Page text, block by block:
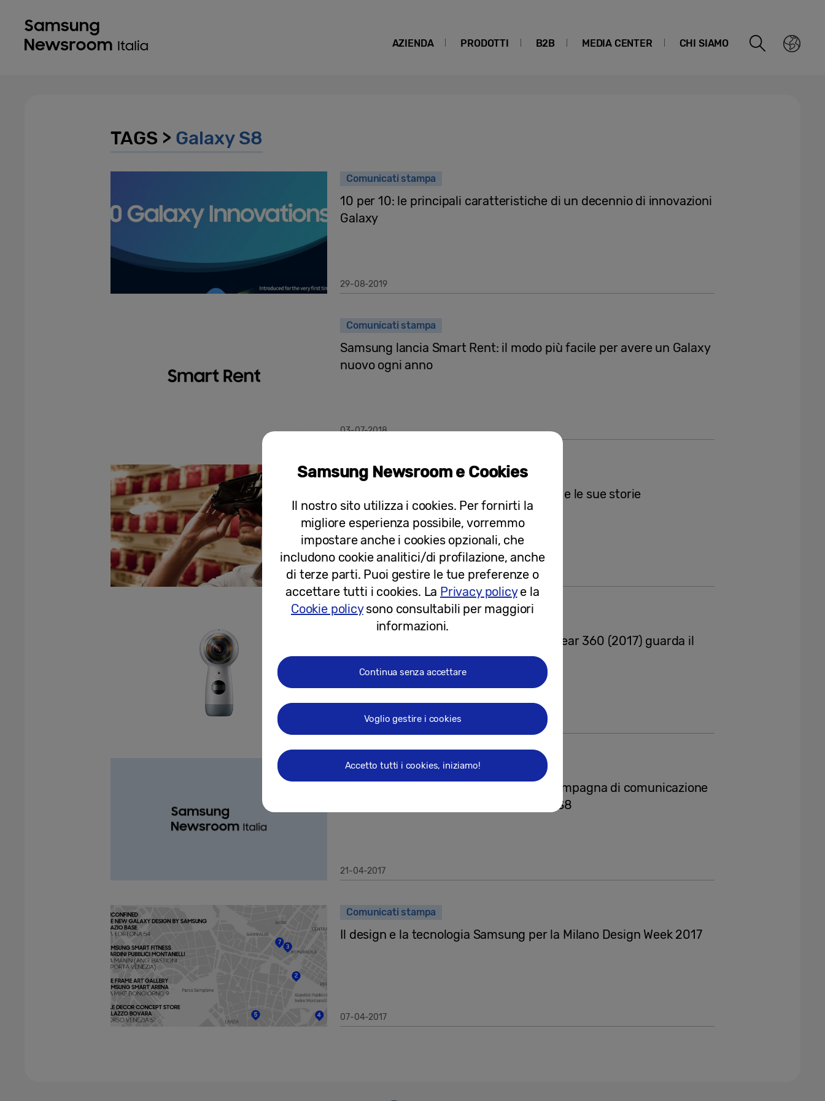
AZIENDA PRODOTTI B2B MEDIA CENTER CHI SIAMO
TAGS > Galaxy S8
Comunicati stampa
10 per 10: le principali caratteristiche di un decennio di innovazioni
Galaxy
29-08-2019
Comunicati stampa
Samsung lancia Smart Rent: il modo più facile per avere un Galaxy
nuovo ogni anno
03-07-2018
Comunicati stampa
L’innovazione digitale racconta il Museo e le sue storie
07-06-2017
Comunicati stampa
Arriva oggi in Italia la nuova Samsung Gear 360 (2017) guarda il
mondo a 360 gradi, anche in 4K
05-05-2017
Comunicati stampa
Samsung punta sulle emozioni per la campagna di comunicazione
a supporto del lancio del nuovo Galaxy S8
21-04-2017
Comunicati stampa
Il design e la tecnologia Samsung per la Milano Design Week 2017
07-04-2017
Samsung Newsroom e Cookies
Il nostro sito utilizza i cookies. Per fornirti la
migliore esperienza possibile, vorremmo
impostare anche i cookies opzionali, che
includono cookie analitici/di profilazione, anche
di terze parti. Puoi gestire le tue preferenze o
accettare tutti i cookies. La Privacy policye la
Cookie policysono consultabili per maggiori
informazioni.
Continua senza accettare
Voglio gestire i cookies
Accetto tutti i cookies, iniziamo!